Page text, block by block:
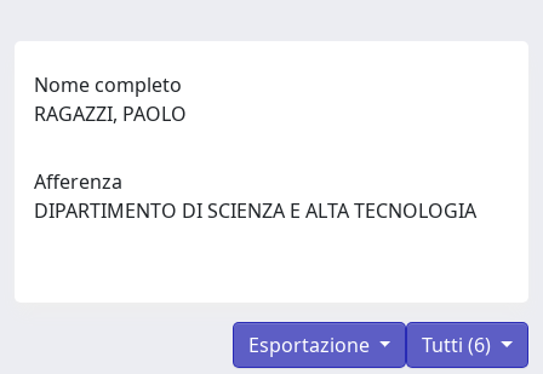
Nome completo
RAGAZZI, PAOLO
Afferenza
DIPARTIMENTO DI SCIENZA E ALTA TECNOLOGIA
Tutti (6)
Esportazione